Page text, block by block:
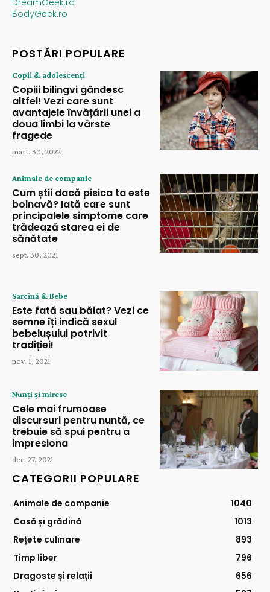
DreamGeek.ro
BodyGeek.ro
POSTĂRI POPULARE
Copii & adolescenți
Copiii bilingvi gândesc
altfel! Vezi care sunt
avantajele învățării unei a
doua limbi la vârste
fragede
mart. 30, 2022
Animale de companie
Cum știi dacă pisica ta este
bolnavă? Iată care sunt
principalele simptome care
trădează starea ei de
sănătate
sept. 30, 2021
Sarcină & Bebe
Este fată sau băiat? Vezi ce
semne îți indică sexul
bebelușului potrivit
tradiției!
nov. 1, 2021
Nunți și mirese
Cele mai frumoase
discursuri pentru nuntă, ce
trebuie să spui pentru a
impresiona
dec. 27, 2021
CATEGORII POPULARE
Animale de companie
1040
Casă și grădină
1013
Rețete culinare
893
Timp liber
796
Dragoste și relații
656